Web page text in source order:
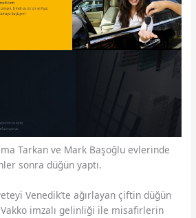
Tarkan ve Mark Başoğlu evlerinde
sonra düğün yaptı.
Venedik’te ağırlayan çiftin düğün
imzalı gelinliği ile misafirlerin